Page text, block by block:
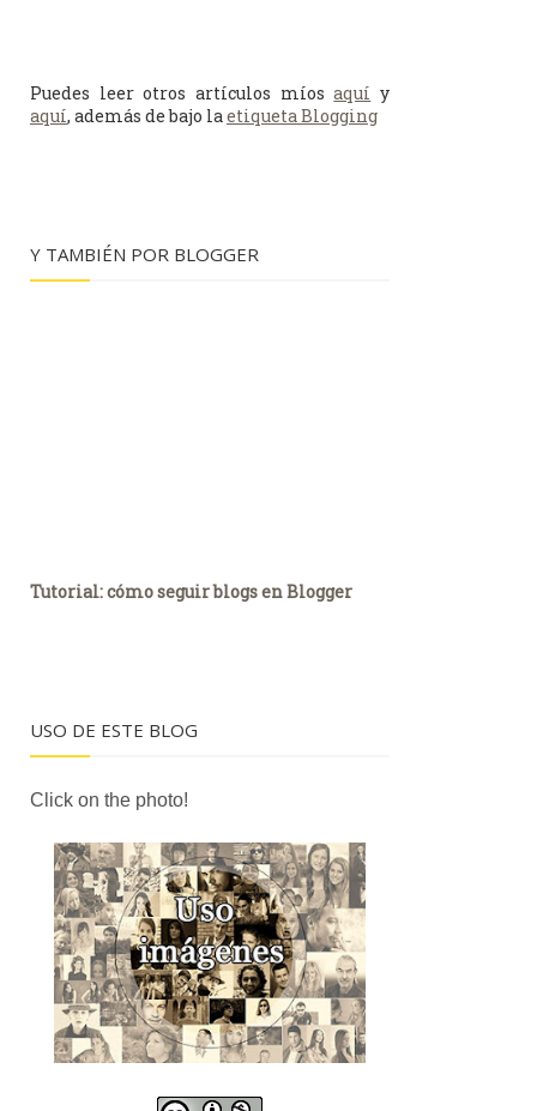
Puedes leer otros artículos míosaquí y
aquí, además de bajo laetiqueta Blogging
Y TAMBIÉN POR BLOGGER
Tutorial: cómo seguir blogs en Blogger
USO DE ESTE BLOG
Click on the photo!